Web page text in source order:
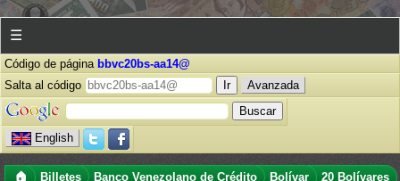
☰
Código de página bbvc20bs-aa14@
Salta al código
Avanzada
English
🏠 Billetes Banco Venezolano de Crédito Bolívar
20 Bolívares